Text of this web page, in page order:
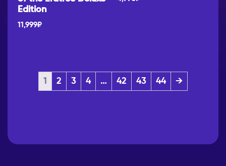
Edition
11,999₽
1 2 3 4 … 42 43 44 →